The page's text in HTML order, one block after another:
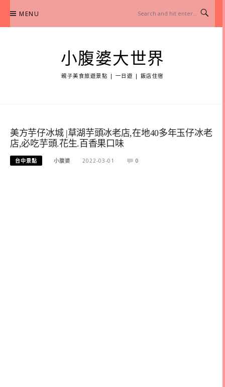
content
MENU
小腹婆大世界
親子美食旅遊景點 | 一日遊 | 飯店住宿
美方芋仔冰城 |草湖芋頭冰老店,在地40多年玉仔冰老
店,必吃芋頭.花生.百香果口味
台中景點 小腹婆 2022-03-01 0